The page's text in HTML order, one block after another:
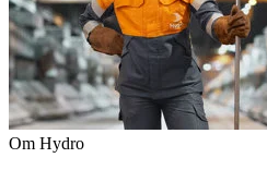
Om Hydro